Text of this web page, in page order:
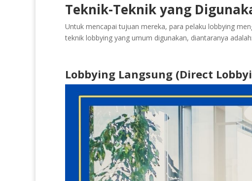
Teknik-Teknik yang
Untuk mencapai tujuan mereka, para pelaku lobbying
teknik lobbying yang umum digunakan, diantaranya adalah:
Lobbying Langsung (Direct